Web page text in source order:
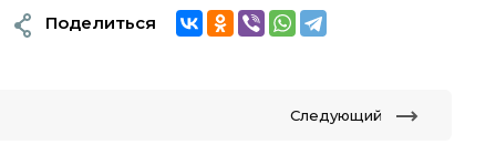
Поделиться
Следующий